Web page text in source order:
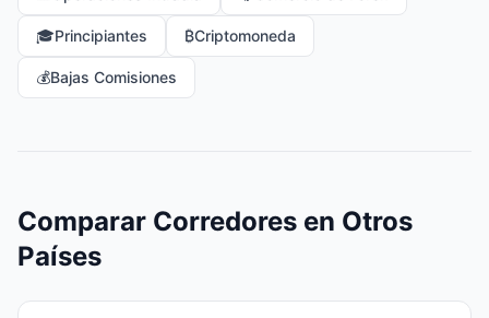
🎓Principiantes ₿Criptomoneda
💰Bajas Comisiones
Comparar Corredores en Otros
Países